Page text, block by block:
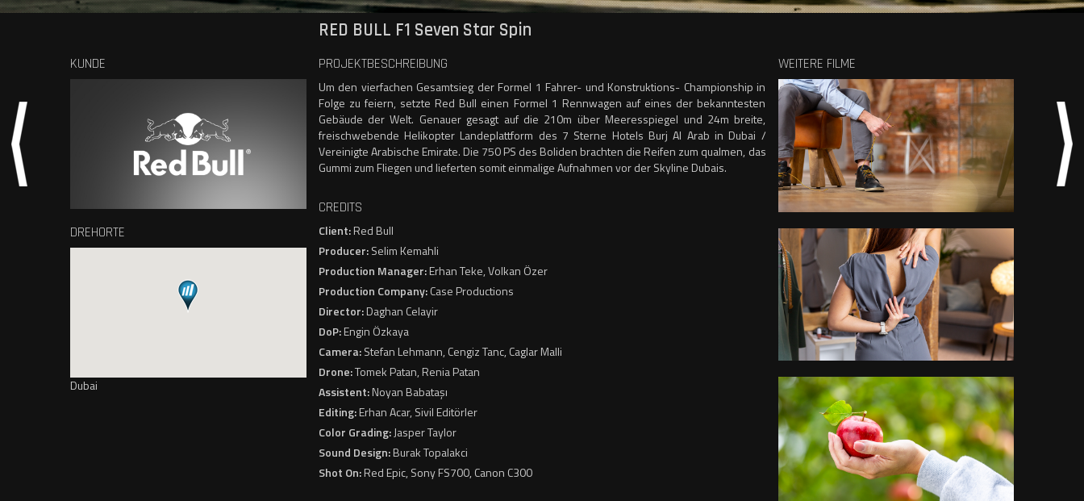
RED BULL F1 Seven Star Spin
KUNDE
DREHORTE
Dubai
PROJEKTBESCHREIBUNG
Um den vierfachen Gesamtsieg der Formel 1 Fahrer- und Konstruktions- Championship in
Folge zu feiern, setzte Red Bull einen Formel 1 Rennwagen auf eines der bekanntesten
Gebäude der Welt. Genauer gesagt auf die 210m über Meeresspiegel und 24m breite,
freischwebende Helikopter Landeplattform des 7 Sterne Hotels Burj Al Arab in Dubai /
Vereinigte Arabische Emirate. Die 750 PS des Boliden brachten die Reifen zum qualmen, das
Gummi zum Fliegen und lieferten somit einmalige Aufnahmen vor der Skyline Dubais.
CREDITS
Client:Red Bull
Producer:Selim Kemahli
Production Manager:Erhan Teke, Volkan Özer
Production Company:Case Productions
Director:Daghan Celayir
DoP:Engin Özkaya
Camera:Stefan Lehmann, Cengiz Tanc, Caglar Malli
Drone:Tomek Patan, Renia Patan
Assistent:Noyan Babataşı
Editing:Erhan Acar, Sivil Editörler
Color Grading:Jasper Taylor
Sound Design:Burak Topalakci
Shot On:Red Epic, Sony FS700, Canon C300
WEITERE FILME